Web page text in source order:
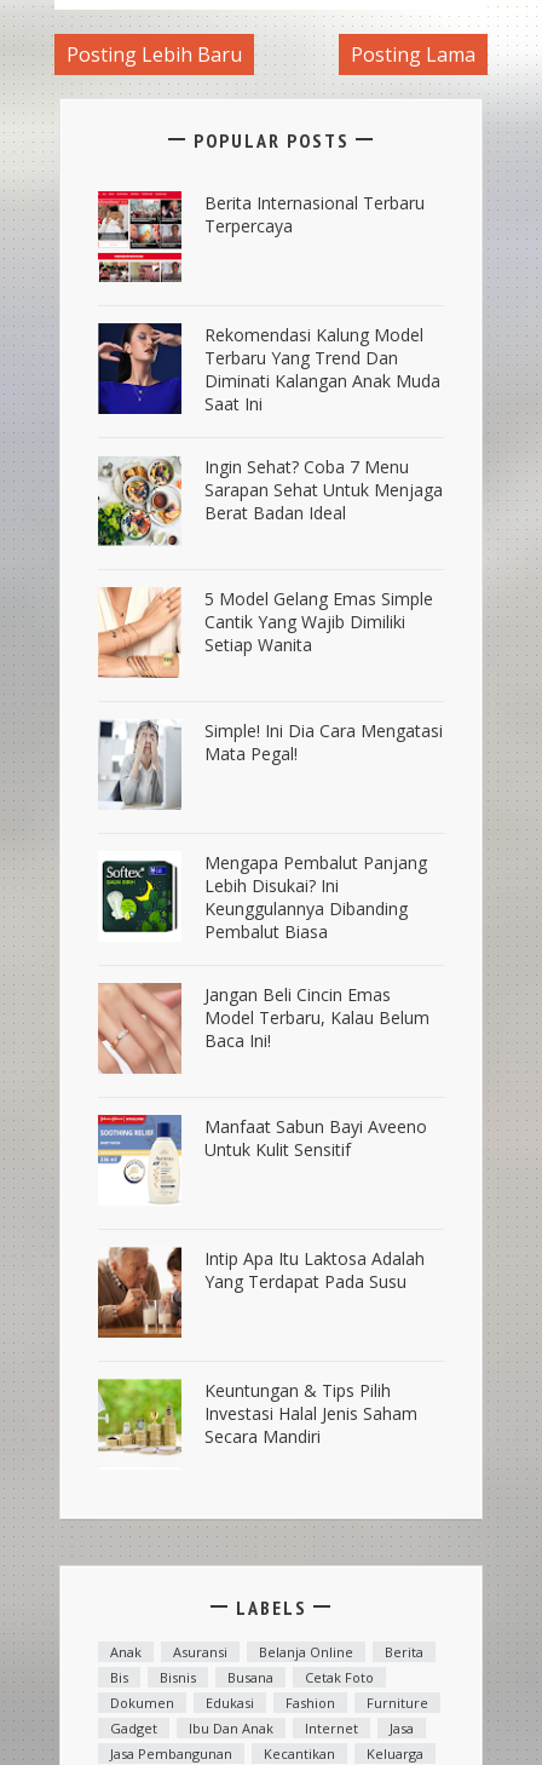
Posting Lebih Baru Posting Lama
POPULAR POSTS
Berita Internasional Terbaru
Terpercaya
Rekomendasi Kalung Model
Terbaru Yang Trend Dan
Diminati Kalangan Anak Muda
Saat Ini
Ingin Sehat? Coba 7 Menu
Sarapan Sehat Untuk Menjaga
Berat Badan Ideal
5 Model Gelang Emas Simple
Cantik Yang Wajib Dimiliki
Setiap Wanita
Simple! Ini Dia Cara Mengatasi
Mata Pegal!
Mengapa Pembalut Panjang
Lebih Disukai? Ini
Keunggulannya Dibanding
Pembalut Biasa
Jangan Beli Cincin Emas
Model Terbaru, Kalau Belum
Baca Ini!
Manfaat Sabun Bayi Aveeno
Untuk Kulit Sensitif
Intip Apa Itu Laktosa Adalah
Yang Terdapat Pada Susu
Keuntungan & Tips Pilih
Investasi Halal Jenis Saham
Secara Mandiri
LABELS
Anak Asuransi Belanja Online
Berita
Bis
Bisnis Busana
Cetak Foto
Dokumen
Edukasi Fashion
Furniture
Gadget
Ibu Dan Anak Internet
Jasa
Jasa Pembangunan
Kecantikan Keluarga